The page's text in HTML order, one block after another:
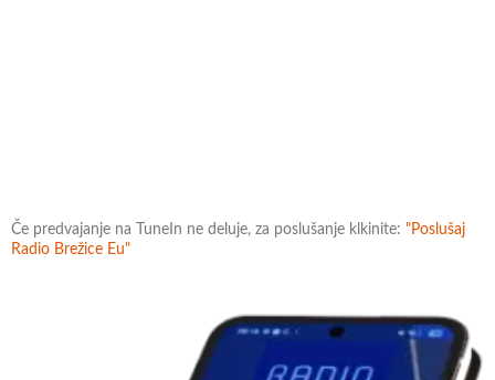
Če predvajanje na TuneIn ne deluje, za poslušanje klkinite: "Poslušaj
Radio Brežice Eu"